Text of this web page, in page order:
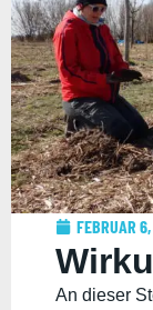
FEBRUAR
An dieser